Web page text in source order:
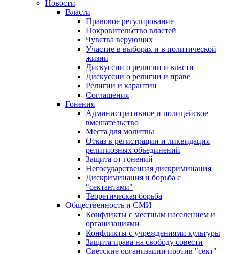
Новости
Власти
Правовое регулирование
Покровительство властей
Чувства верующих
Участие в выборах и в политической
жизни
Дискуссии о религии и власти
Дискуссии о религии и праве
Религии и карантин
Соглашения
Гонения
Административное и полицейское
вмешательство
Места для молитвы
Отказ в регистрации и ликвидация
религиозных объединений
Защита от гонений
Негосударственная дискриминация
Дискриминация и борьба с
"сектантами"
Теоретическая борьба
Общественность и СМИ
Конфликты с местным населением и
организациями
Конфликты с учреждениями культуры
Защита права на свободу совести
Светские организации против "сект"